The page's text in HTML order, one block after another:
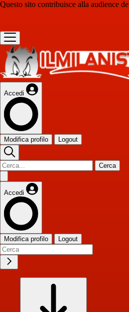
Questo sito contribuisce alla audience de
Accedi
Modifica profilo Logout
Cerca
Accedi
Modifica profilo Logout